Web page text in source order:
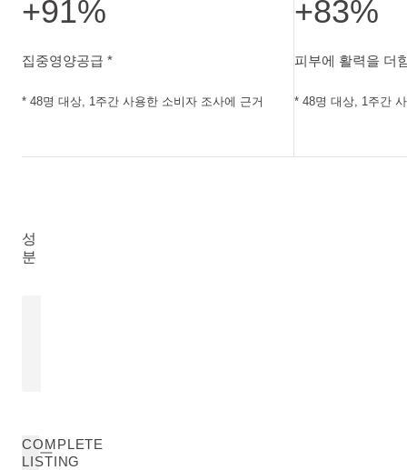
+91%
집중영양공급 *
* 48명 대상, 1주간 사용한 소비자 조사에 근거
+83%
피부에 활력을 더
* 48명 대상, 1주간
성
분
COMPLETE
LISTING